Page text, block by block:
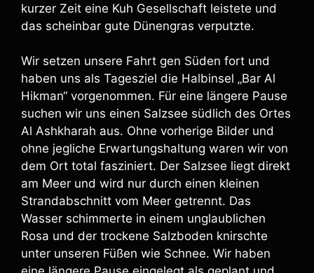
kurzer Zeit eine Kuh Gesellschaft leistete und
das scheinbar gute Dünengras verputzte.
Wir setzen unsere Fahrt gen Süden fort und
haben uns als Tagesziel die Halbinsel „Bar Al
Hikman“ vorgenommen. Für eine längere Pause
suchen wir uns einen Salzsee südlich des Ortes
Al Ashkharah aus. Ohne vorherige Bilder und
ohne jegliche Erwartungshaltung waren wir von
dem Ort total fasziniert. Der Salzsee liegt direkt
am Meer und wird nur durch einen kleinen
Strandabschnitt vom Meer getrennt. Das
Wasser schimmerte in einem unglaublichen
Rosa und der trockene Salzboden knirschte
unter unseren Füßen wie Schnee. Wir haben